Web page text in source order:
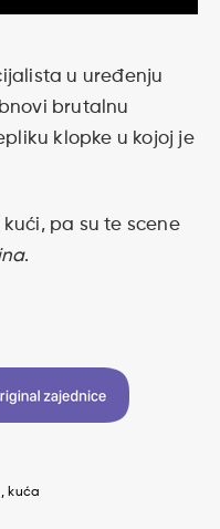
u uređenju
brutalnu
klopke u kojoj je
pa su te scene
.
kuća